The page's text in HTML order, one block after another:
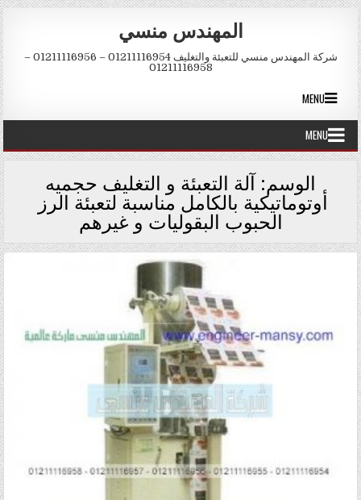
Skip to content
المهندس منسي
شركة المهندس منسي للتعبئة والتغليف 01211116954 – 01211116956 –
01211116958
MENU
MENU
الوسم:آلة التعبئة و التغليف حجميه
أوتوماتيكية بالكامل مناسبة لتعبئة الرز
الحبوب البقوليات و غيرهم